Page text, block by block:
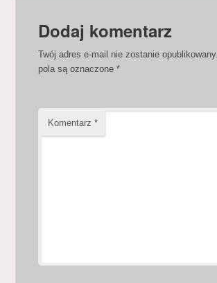
Dodaj komentarz
Twój adres e-mail nie zostanie opublikowany.
pola są oznaczone*
Komentarz*